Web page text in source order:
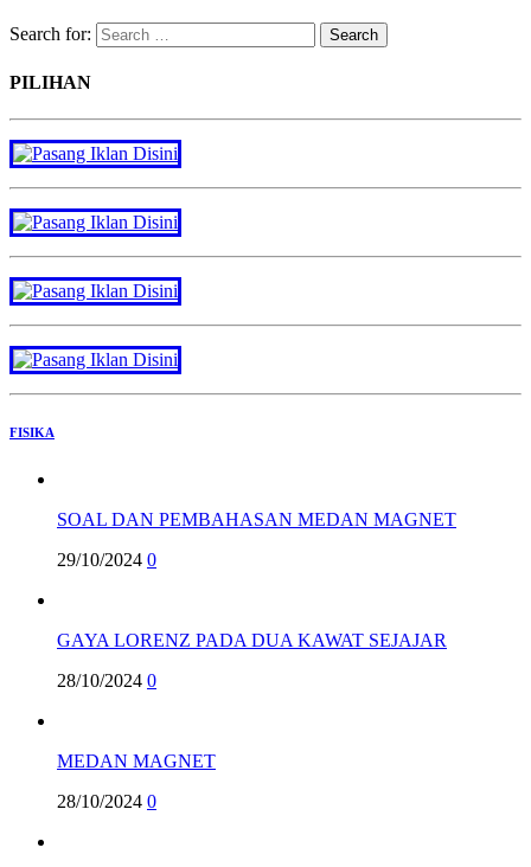
Search for:
PILIHAN
FISIKA
SOAL DAN PEMBAHASAN MEDAN MAGNET
29/10/2024 0
GAYA LORENZ PADA DUA KAWAT SEJAJAR
28/10/2024 0
MEDAN MAGNET
28/10/2024 0